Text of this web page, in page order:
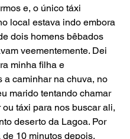
e, o único táxi
local estava indo embora
dois homens bêbados
veementemente. Dei
minha filha e
a caminhar na chuva, no
marido tentando chamar
táxi para nos buscar ali,
deserto da Lagoa. Por
de 10 minutos depois,